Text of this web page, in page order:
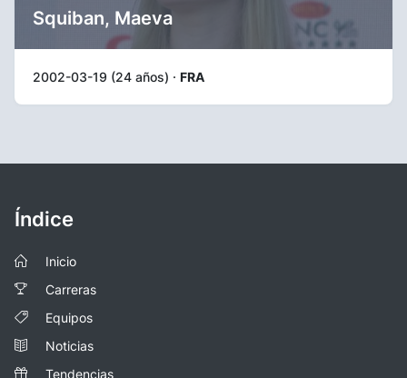
Squiban, Maeva
2002-03-19 (24 años) · FRA
Índice
Inicio
Carreras
Equipos
Noticias
Tendencias